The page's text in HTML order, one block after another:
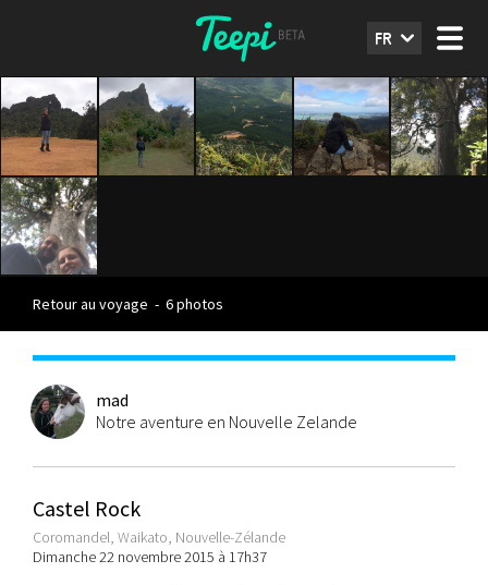
FR
Retour au voyage - 6 photos
mad
Notre aventure en Nouvelle Zelande
Castel Rock
Coromandel, Waikato, Nouvelle-Zélande
Dimanche 22 novembre 2015 à 17h37